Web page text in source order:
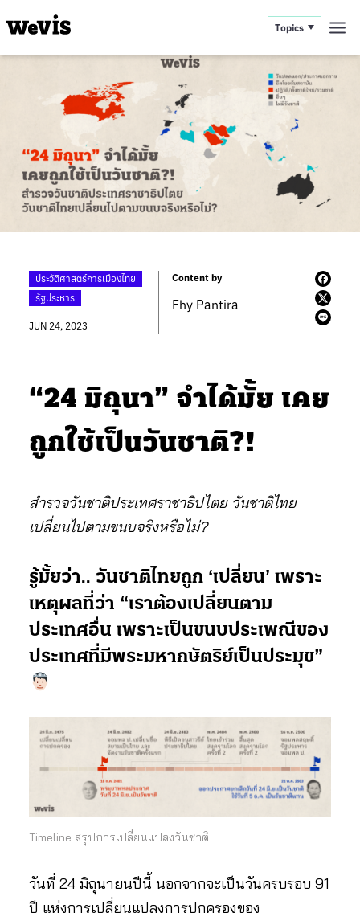
Topics
ประวัติศาสตร์การเมืองไทย
รัฐประหาร
JUN 24, 2023
Content by
Fhy Pantira
“24 มิถุนา” จำได้มั้ย เคย
ถูกใช้เป็นวันชาติ?!
สำรวจวันชาติประเทศราชาธิปไตย วันชาติไทย
เปลี่ยนไปตามขนบจริงหรือไม่?
รู้มั้ยว่า.. วันชาติไทยถูก ‘เปลี่ยน’ เพราะ
เหตุผลที่ว่า “เราต้องเปลี่ยนตาม
ประเทศอื่น เพราะเป็นขนบประเพณีของ
ประเทศที่มีพระมหากษัตริย์เป็นประมุข”
Timeline สรุปการเปลี่ยนแปลงวันชาติ
วันที่ 24 มิถุนายนปีนี้ นอกจากจะเป็นวันครบรอบ 91
ปี แห่งการเปลี่ยนแปลงการปกครองของ